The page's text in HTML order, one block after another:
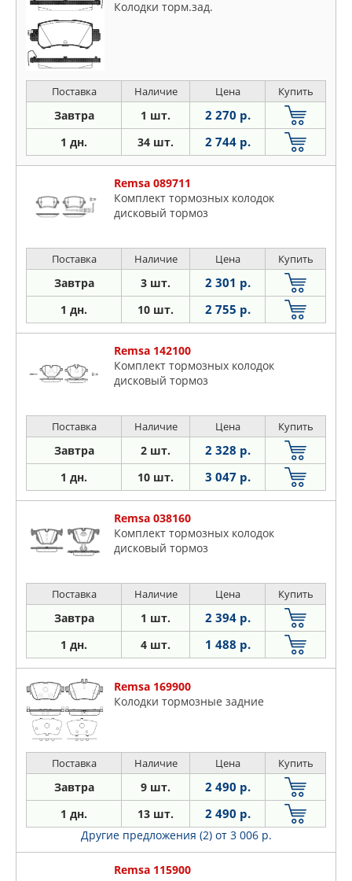
Колодки торм.зад.
Поставка Наличие Цена Купить
Завтра 1 шт. 2 270 р.
1 дн. 34 шт. 2 744 р.
Remsa 089711
Комплект тормозных колодок
дисковый тормоз
Поставка Наличие Цена Купить
Завтра 3 шт. 2 301 р.
1 дн. 10 шт. 2 755 р.
Remsa 142100
Комплект тормозных колодок
дисковый тормоз
Поставка Наличие Цена Купить
Завтра 2 шт. 2 328 р.
1 дн. 10 шт. 3 047 р.
Remsa 038160
Комплект тормозных колодок
дисковый тормоз
Поставка Наличие Цена Купить
Завтра 1 шт. 2 394 р.
1 дн. 4 шт. 1 488 р.
Remsa 169900
Колодки тормозные задние
Поставка Наличие Цена Купить
Завтра 9 шт. 2 490 р.
1 дн. 13 шт. 2 490 р.
Другие предложения (2) от 3 006 р.
Remsa 115900